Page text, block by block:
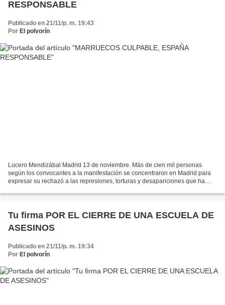
RESPONSABLE
Publicado en 21/11/p. m. 19:43
Por El polvorín
Lucero Mendizábal Madrid 13 de noviembre. Más de cien mil personas
según los convocantes a la manifestación se concentraron en Madrid para
expresar su rechazó a las represiones, torturas y desapariciones que ha
Tu firma POR EL CIERRE DE UNA ESCUELA DE
ASESINOS
Publicado en 21/11/p. m. 19:34
Por El polvorín